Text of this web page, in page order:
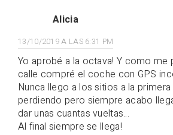
Alicia
13/10/2019 A LAS 6:31 PM
Yo aprobé a la octava! Y como me
calle compré el coche con GPS
Nunca llego a los sitios a la
perdiendo pero siempre acabo
dar unas cuantas vueltas…
Al final siempre se llega!